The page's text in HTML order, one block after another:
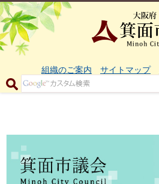
組織のご案内 サイトマップ